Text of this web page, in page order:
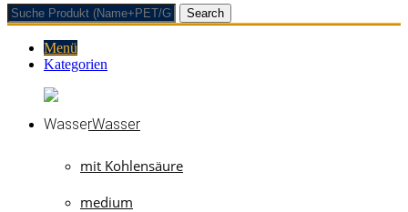
Search
Menü
Kategorien
Wasser
mit Kohlensäure
medium